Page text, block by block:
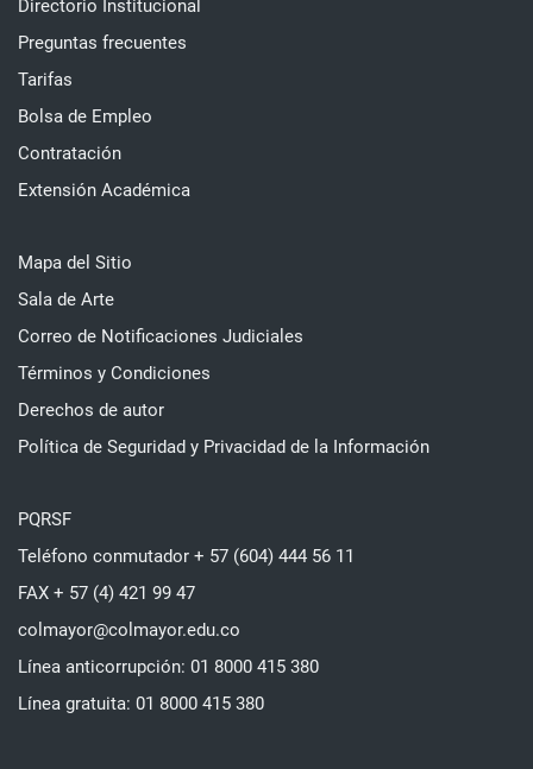
Directorio Institucional
Preguntas frecuentes
Tarifas
Bolsa de Empleo
Contratación
Extensión Académica
Mapa del Sitio
Sala de Arte
Correo de Notificaciones Judiciales
Términos y Condiciones
Derechos de autor
Política de Seguridad y Privacidad de la Información
PQRSF
Teléfono conmutador + 57 (604) 444 56 11
FAX + 57 (4) 421 99 47
colmayor@colmayor.edu.co
Línea anticorrupción: 01 8000 415 380
Línea gratuita: 01 8000 415 380